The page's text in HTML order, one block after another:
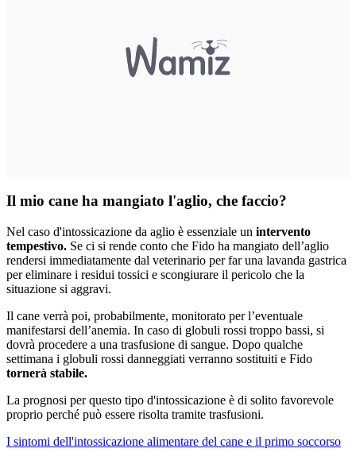
Il mio cane ha mangiato l'aglio, che faccio?
Nel caso d'intossicazione da aglio è essenziale un intervento
tempestivo. Se ci si rende conto che Fido ha mangiato dell’aglio
rendersi immediatamente dal veterinario per far una lavanda gastrica
per eliminare i residui tossici e scongiurare il pericolo che la
situazione si aggravi.
Il cane verrà poi, probabilmente, monitorato per l’eventuale
manifestarsi dell’anemia. In caso di globuli rossi troppo bassi, si
dovrà procedere a una trasfusione di sangue. Dopo qualche
settimana i globuli rossi danneggiati verranno sostituiti e Fido
tornerà stabile.
La prognosi per questo tipo d'intossicazione è di solito favorevole
proprio perché può essere risolta tramite trasfusioni.
I sintomi dell'intossicazione alimentare del cane e il primo soccorso